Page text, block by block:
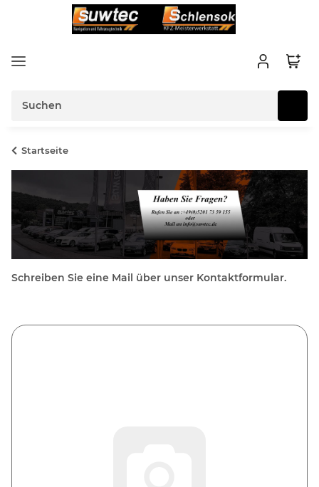
Startseite
Schreiben Sie eine Mail über unser Kontaktformular.